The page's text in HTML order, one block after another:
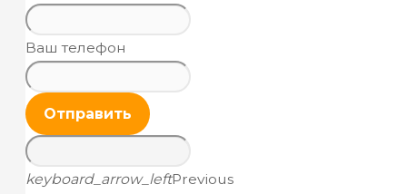
Ваш телефон
Отправить
keyboard_arrow_leftPrevious